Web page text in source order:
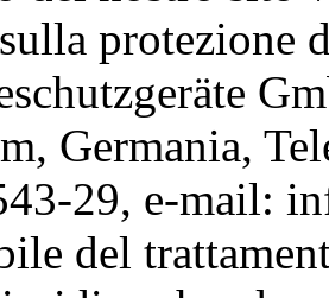
protezione
Germania,
29, e-mail:
del